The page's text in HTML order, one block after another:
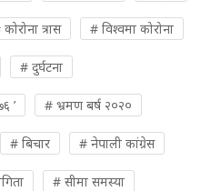
त्रास # विश्वमा कोरोना
# दुर्घटना
’ # भ्रमण बर्ष २०२०
# बिचार # नेपाली कांग्रेस
# सीमा समस्या